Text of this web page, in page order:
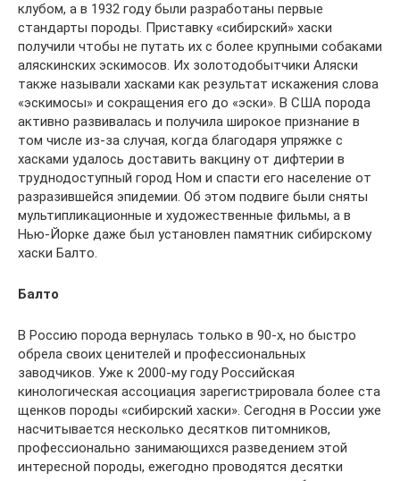
клубом, а в 1932 году были разработаны первые
стандарты породы. Приставку «сибирский» хаски
получили чтобы не путать их с более крупными собаками
аляскинских эскимосов. Их золотодобытчики Аляски
также называли хасками как результат искажения слова
«эскимосы» и сокращения его до «эски». В США порода
активно развивалась и получила широкое признание в
том числе из-за случая, когда благодаря упряжке с
хасками удалось доставить вакцину от дифтерии в
труднодоступный город Ном и спасти его население от
разразившейся эпидемии. Об этом подвиге были сняты
мультипликационные и художественные фильмы, а в
Нью-Йорке даже был установлен памятник сибирскому
хаски Балто.
Балто
В Россию порода вернулась только в 90-х, но быстро
обрела своих ценителей и профессиональных
заводчиков. Уже к 2000-му году Российская
кинологическая ассоциация зарегистрировала более ста
щенков породы «сибирский хаски». Сегодня в России уже
насчитывается несколько десятков питомников,
профессионально занимающихся разведением этой
интересной породы, ежегодно проводятся десятки